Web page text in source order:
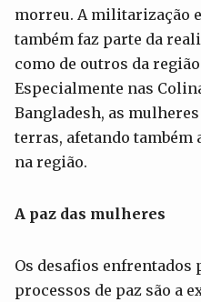
morreu. A militarização
também faz parte da
como de outros da
Especialmente nas
Bangladesh, as
terras, afetando também
na região.
A paz das mulheres
Os desafios enfrentados
processos de paz são a